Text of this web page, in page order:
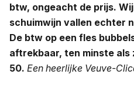
btw, ongeacht de prijs.
schuimwijn vallen echter
De btw op een fles
aftrekbaar, ten minste als
50. Een heerlijke Veuve-